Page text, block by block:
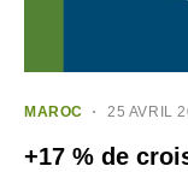
MAROC 25 AVRIL
+17 % de